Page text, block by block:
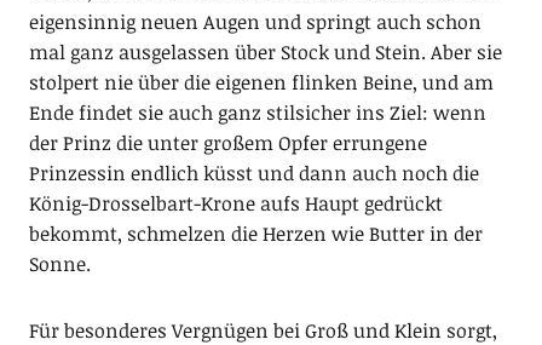
eigensinnig neuen Augen und springt auch schon
mal ganz ausgelassen über Stock und Stein. Aber sie
stolpert nie über die eigenen flinken Beine, und am
Ende findet sie auch ganz stilsicher ins Ziel: wenn
der Prinz die unter großem Opfer errungene
Prinzessin endlich küsst und dann auch noch die
König-Drosselbart-Krone aufs Haupt gedrückt
bekommt, schmelzen die Herzen wie Butter in der
Sonne.
Für besonderes Vergnügen bei Groß und Klein sorgt,